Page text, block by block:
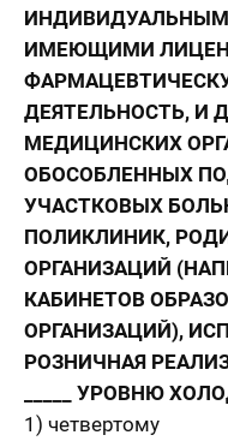
ИМЕЮЩИМИ
ДЕЯТЕЛЬНОСТЬ, И
МЕДИЦИНСКИХ
ОБОСОБЛЕННЫХ
УЧАСТКОВЫХ
ПОЛИКЛИНИК,
ОРГАНИЗАЦИЙ
КАБИНЕТОВ
ОРГАНИЗАЦИЙ),
РОЗНИЧНАЯ
_____ УРОВНЮ
1) четвертому